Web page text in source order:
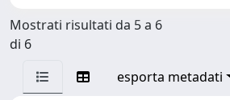
Mostrati risultati da 5 a 6
di 6
esporta metadati